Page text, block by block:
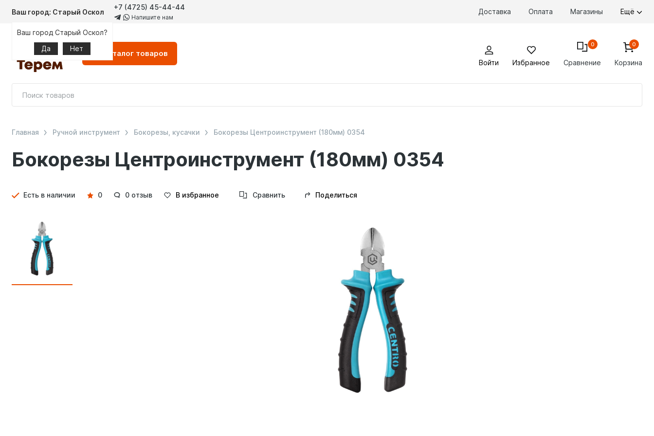
Ваш город: Старый Оскол
Ваш город Старый Оскол?
Да
Нет
+7 (4725) 45-44-44
Напишите нам
Доставка Оплата Магазины Ещё
Каталог товаров
Войти Избранное Сравнение
0
Корзина
0
Бокорезы Центроинструмент (180мм) 0354
Главная Ручной инструмент Бокорезы, кусачки Бокорезы Центроинструмент (180мм) 0354
Детали
Есть в наличии 0 0 отзыв В избранное Сравнить Поделиться